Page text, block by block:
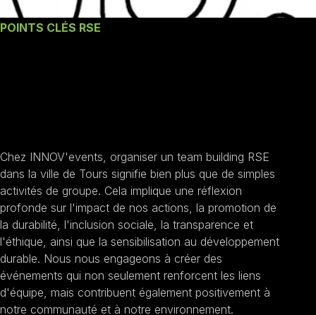
POINTS CLÉS RSE
Chez INNOV'events, organiser un team building RSE
dans la ville de Tours signifie bien plus que de simples
activités de groupe. Cela implique une réflexion
profonde sur l'impact de nos actions, la promotion de
la durabilité, l'inclusion sociale, la transparence et
l'éthique, ainsi que la sensibilisation au développement
durable. Nous nous engageons à créer des
événements qui non seulement renforcent les liens
d'équipe, mais contribuent également positivement à
notre communauté et à notre environnement.